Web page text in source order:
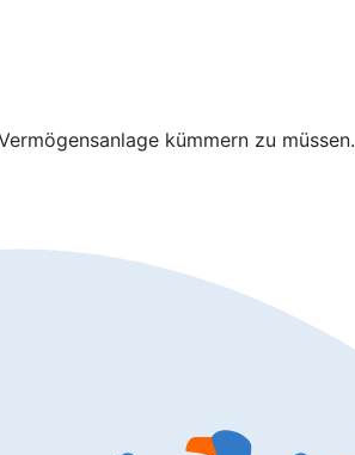
kümmern zu müssen.